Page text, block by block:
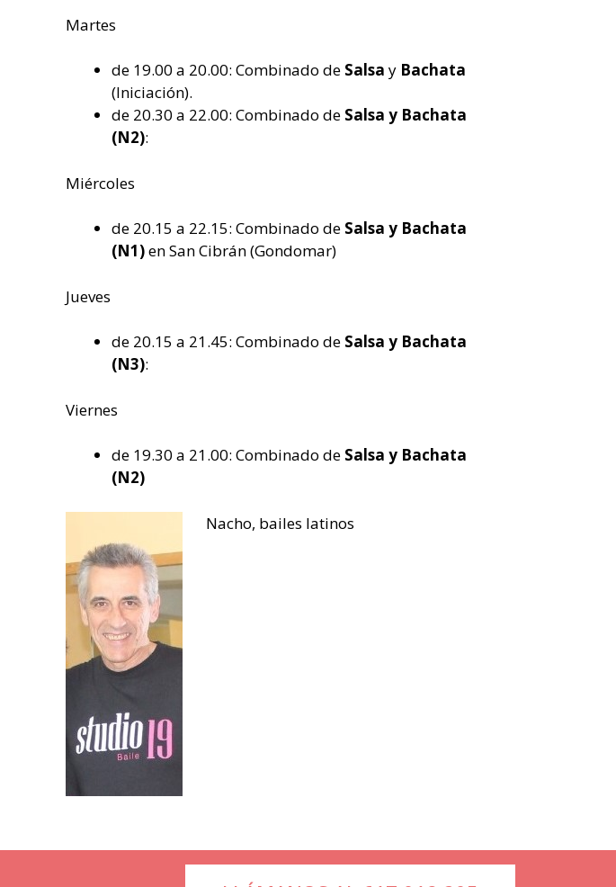
Martes
de 19.00 a 20.00: Combinado de Salsa y Bachata
(Iniciación).
de 20.30 a 22.00: Combinado de Salsa y Bachata
(N2):
Miércoles
de 20.15 a 22.15: Combinado de Salsa y Bachata
(N1)en San Cibrán (Gondomar)
Jueves
de 20.15 a 21.45: Combinado de Salsa y Bachata
(N3):
Viernes
de 19.30 a 21.00: Combinado de Salsa y Bachata
(N2)
Nacho, bailes latinos